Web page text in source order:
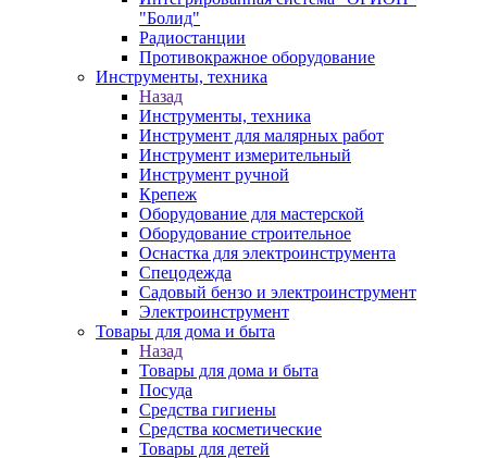
"Болид"
Радиостанции
Противокражное оборудование
Инструменты, техника
Назад
Инструменты, техника
Инструмент для малярных работ
Инструмент измерительный
Инструмент ручной
Крепеж
Оборудование для мастерской
Оборудование строительное
Оснастка для электроинструмента
Спецодежда
Садовый бензо и электроинструмент
Электроинструмент
Товары для дома и быта
Назад
Товары для дома и быта
Посуда
Средства гигиены
Средства косметические
Товары для детей